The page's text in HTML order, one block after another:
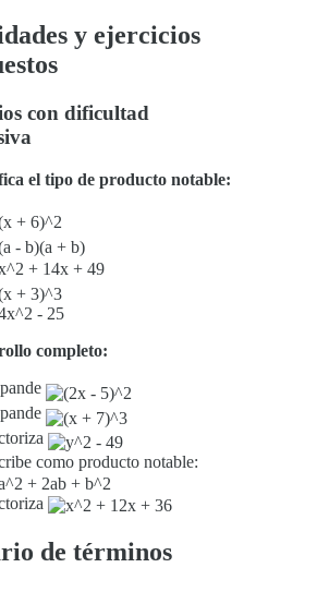
y ejercicios
con dificultad
el tipo de producto notable:
completo:
como producto notable:
de términos